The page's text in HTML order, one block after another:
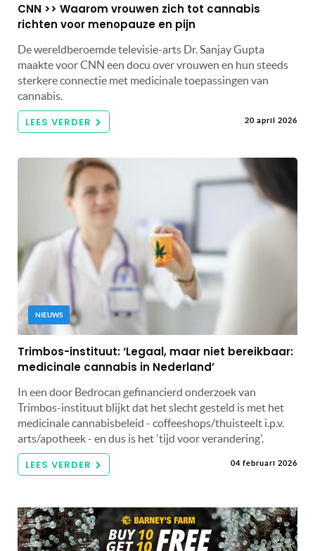
CNN >> Waarom vrouwen zich tot cannabis
richten voor menopauze en pijn
De wereldberoemde televisie-arts Dr. Sanjay Gupta
maakte voor CNN een docu over vrouwen en hun steeds
sterkere connectie met medicinale toepassingen van
cannabis.
LEES VERDER 20 april 2026
NIEUWS
Trimbos-instituut: ‘Legaal, maar niet bereikbaar:
medicinale cannabis in Nederland’
In een door Bedrocan gefinancierd onderzoek van
Trimbos-instituut blijkt dat het slecht gesteld is met het
medicinale cannabisbeleid - coffeeshops/thuisteelt i.p.v.
arts/apotheek - en dus is het 'tijd voor verandering'.
LEES VERDER 04 februari 2026